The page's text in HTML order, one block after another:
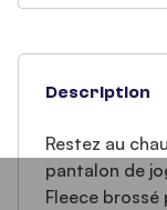
Description
Restez au
pantalon de
Fleece